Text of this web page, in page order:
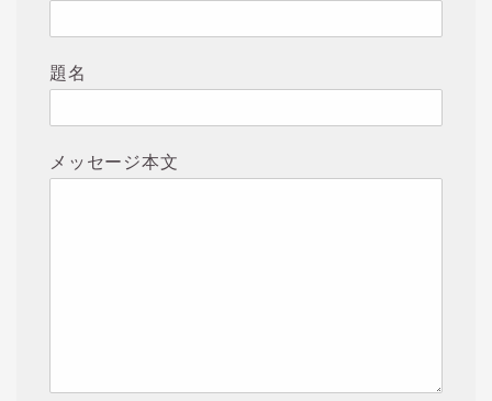
題名
メッセージ本文